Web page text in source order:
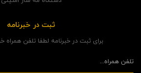
ثبت در خبرنامه
برای ثبت در خبرنامه لطفا تلفن همراه